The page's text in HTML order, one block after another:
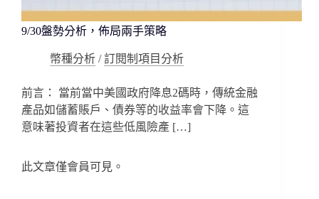
9/30盤勢分析，佈局兩手策略
幣種分析 /訂閱制項目分析
前言： 當前當中美國政府降息2碼時，傳統金融
產品如儲蓄賬戶、債券等的收益率會下降。這
意味著投資者在這些低風險產 […]
此文章僅會員可見。